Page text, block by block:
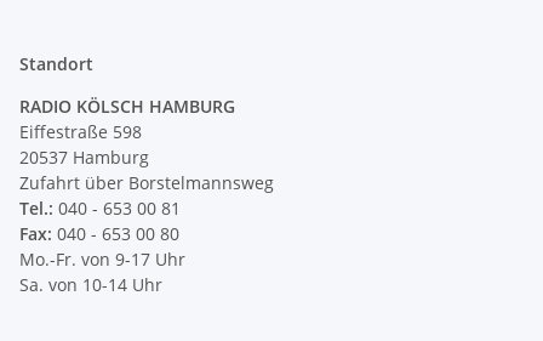
Standort
RADIO KÖLSCH HAMBURG
Eiffestraße 598
20537 Hamburg
Zufahrt über Borstelmannsweg
Tel.: 040 - 653 00 81
Fax: 040 - 653 00 80
Mo.-Fr. von 9-17 Uhr
Sa. von 10-14 Uhr